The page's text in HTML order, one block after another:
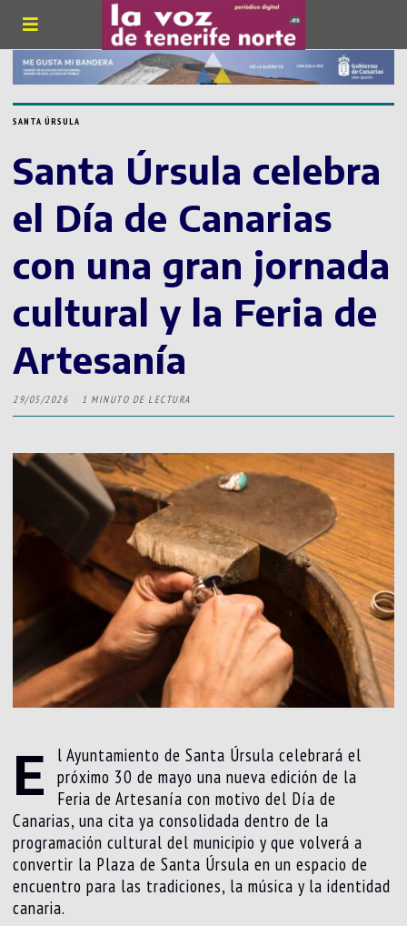
SANTA ÚRSULA
Santa Úrsula celebra
el Día de Canarias
con una gran jornada
cultural y la Feria de
Artesanía
29/05/2026 1 MINUTO DE LECTURA
E
l Ayuntamiento de Santa Úrsula celebrará el
próximo 30 de mayo una nueva edición de la
Feria de Artesanía con motivo del Día de
Canarias, una cita ya consolidada dentro de la
programación cultural del municipio y que volverá a
convertir la Plaza de Santa Úrsula en un espacio de
encuentro para las tradiciones, la música y la identidad
canaria.